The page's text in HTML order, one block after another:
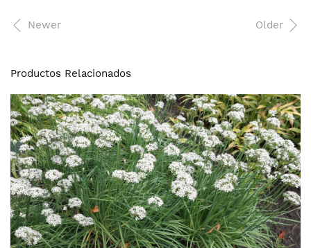
Older
Newer
Productos Relacionados